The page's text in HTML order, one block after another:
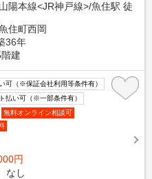
陽本線<JR神戸線>/魚住駅 徒
住町西岡
36年
建
可（※保証会社利用等条件有）
払い可（※一部条件有）
無料オンライン相談可
円
なし